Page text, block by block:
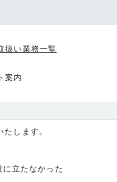
扱い業務一覧
案内
します。
に立たなかった